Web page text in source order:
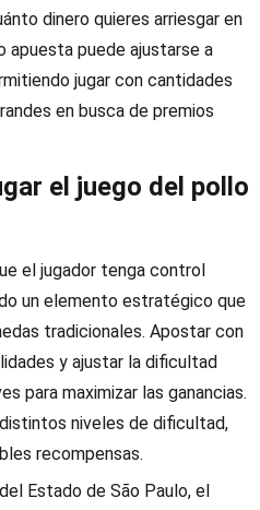
dinero quieres arriesgar en
apuesta puede ajustarse a
jugar con cantidades
en busca de premios
el juego del pollo
el jugador tenga control
un elemento estratégico que
tradicionales. Apostar con
y ajustar la dificultad
para maximizar las ganancias.
niveles de dificultad,
recompensas.
Estado de São Paulo, el